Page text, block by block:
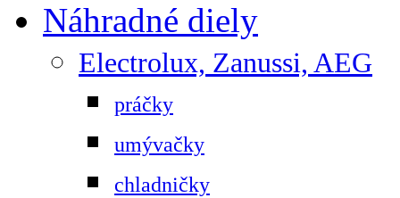
Náhradné diely
Electrolux, Zanussi, AEG
práčky
umývačky
chladničky